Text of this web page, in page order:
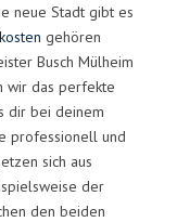
neue Stadt gibt es
gehören
Busch Mülheim
wir das perfekte
dir bei deinem
professionell und
sich aus
der
den beiden